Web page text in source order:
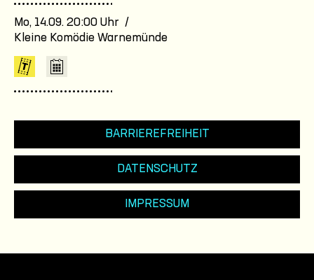
Mo, 14.09. 20:00 Uhr /
Kleine Komödie Warnemünde
BARRIEREFREIHEIT
DATENSCHUTZ
IMPRESSUM